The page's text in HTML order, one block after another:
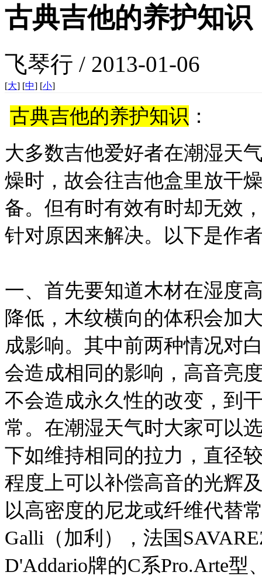
古典吉他的养护知识
飞琴行 / 2013-01-06
[大] [中] [小]
古典吉他的养护知识 ：
大多数吉他爱好者在潮湿天
燥时，故会往吉他盒里放干
备。但有时有效有时却无效
针对原因来解决。以下是作
一、首先要知道木材在湿度
降低，木纹横向的体积会加
成影响。其中前两种情况对
会造成相同的影响，高音亮
不会造成永久性的改变，到
常。在潮湿天气时大家可以
下如维持相同的拉力，直径
程度上可以补偿高音的光辉
以高密度的尼龙或纤维代替
Galli（加利），法国
D'Addario牌的C系Pro.Arte型